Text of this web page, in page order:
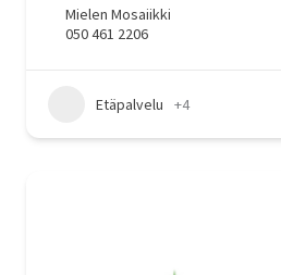
Mielen Mosaiikki
050 461 2206
Etäpalvelu +4